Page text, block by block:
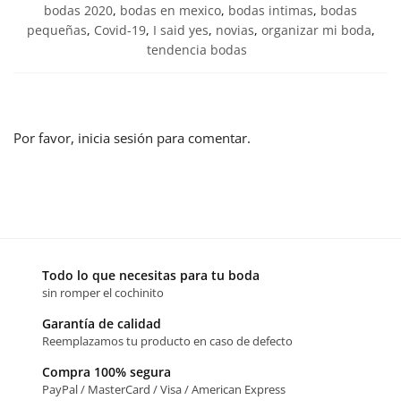
bodas 2020, bodas en mexico, bodas intimas, bodas
pequeñas, Covid-19, I said yes, novias, organizar mi boda,
tendencia bodas
Por favor, inicia sesión para comentar.
Todo lo que necesitas para tu boda
sin romper el cochinito
Garantía de calidad
Reemplazamos tu producto en caso de defecto
Compra 100% segura
PayPal / MasterCard / Visa / American Express